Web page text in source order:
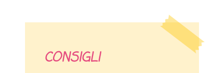
CONSIGLI